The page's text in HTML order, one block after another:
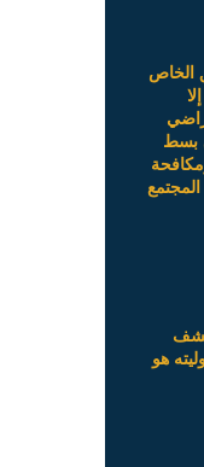
الخاص
بسط
المجتمع
هو